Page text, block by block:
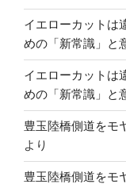
イエローカットは
めの「新常識」と
イエローカットは
めの「新常識」と
豊玉陸橋側道をモ
より
豊玉陸橋側道をモ